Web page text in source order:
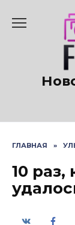
содержанию
ГЛАВНАЯ »
10